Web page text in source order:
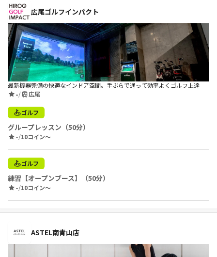
広尾ゴルフインパクト
最新機器完備の快適なインドア空間。手ぶらで通って効率よくゴルフ上達
-/ 広尾
ゴルフ
グループレッスン（50分）
-/10コイン〜
ゴルフ
練習【オープンブース】（50分）
-/10コイン〜
ASTEL南青山店